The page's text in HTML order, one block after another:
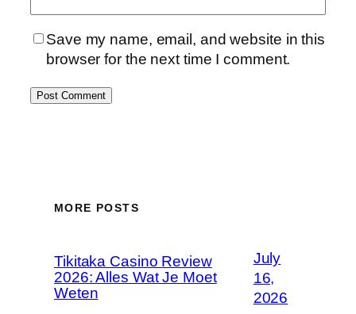
Save my name, email, and website in this
browser for the next time I comment.
MORE POSTS
Tikitaka Casino Review
2026: Alles Wat Je Moet
Weten
July
16,
2026